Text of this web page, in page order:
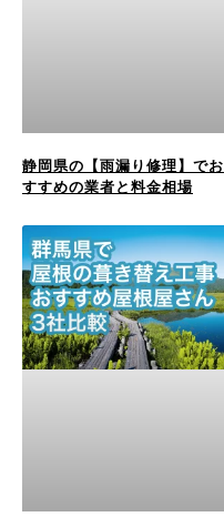
静岡県の【雨漏り修理】でお
すすめの業者と料金相場